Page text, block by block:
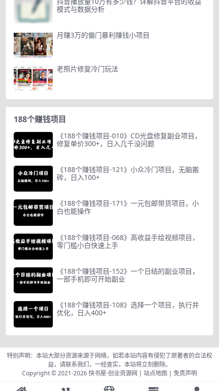
模式与数据分析
月赚3万的偏门暴利赚钱小项目
老照片修复冷门玩法
188个赚钱项目
《188个赚钱项目-010》CD光盘修复副业项目，
修复单价300+，日入几千没问题
《188个赚钱项目-121》小众冷门项目，无脑搬
砖，日入100+
《188个赚钱项目-171》一元包邮带货项目，小
白也能操作
《188个赚钱项目-068》高收益手绘视频项目，
零门槛小白快速上手
《188个赚钱项目-152》一个日结的副业项目，
一部手机即可开始副业
《188个赚钱项目-108》选择一个项目，执行并
优化，日入400+
特别声明：本站大部分资源来源于网络，如若本站内容有侵犯了原著者的合法权
益，请联系我们，一经查实，本站将立刻删除。
Copyright © 2021-2026快书屋-创业资源网 | 站点地图 | 免责声明